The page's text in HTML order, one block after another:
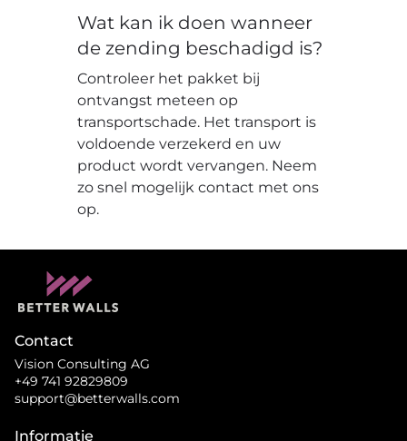
Wat kan ik doen wanneer
de zending beschadigd is?
Controleer het pakket bij
ontvangst meteen op
transportschade. Het transport is
voldoende verzekerd en uw
product wordt vervangen. Neem
zo snel mogelijk contact met ons
op.
Contact
Vision Consulting AG
+49 741 92829809
support@betterwalls.com
Informatie